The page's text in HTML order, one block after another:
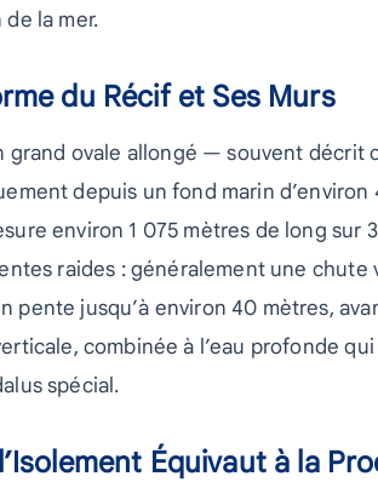
la mer.
du Récif et Ses Murs
grand ovale allongé — souvent
depuis un fond marin
environ 1 075 mètres de long
raides : généralement une chute
pente jusqu’à environ 40 mètres,
combinée à l’eau profonde
spécial.
Équivaut à la